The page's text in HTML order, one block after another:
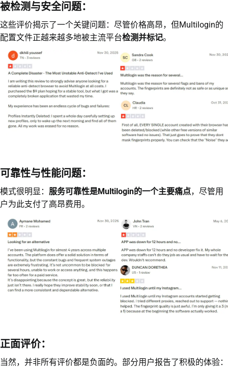
被检测与安全问题：
这些评价揭示了一个关键问题：尽管价格高昂，但Multilogin的
配置文件正越来越多地被主流平台检测并标记。
可靠性与性能问题：
模式很明显： 服务可靠性是Multilogin的一个主要痛点，尽管用
户为此支付了高昂费用。
正面评价：
当然，并非所有评价都是负面的。部分用户报告了积极的体验：